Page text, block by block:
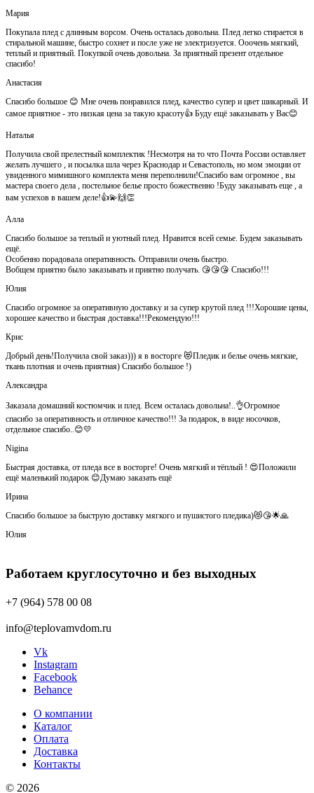
Мария
Покупала плед с длинным ворсом. Очень осталась довольна. Плед легко стирается в
стиральной машине, быстро сохнет и после уже не электризуется. Ооочень мягкий,
теплый и приятный. Покупкой очень довольна. За приятный презент отдельное
спасибо!
Анастасия
Спасибо большое 😊 Мне очень понравился плед, качество супер и цвет шикарный. И
самое приятное - это низкая цена за такую красоту👍 Буду ещё заказывать у Вас😊
Наталья
Получила свой прелестный комплектик !Несмотря на то что Почта России оставляет
желать лучшего , и посылка шла через Краснодар и Севастополь, но мом эмоции от
увиденного мимишного комплекта меня переполнили!Спасибо вам огромное , вы
мастера своего дела , постельное белье просто божественно !Буду заказывать еще , а
вам успехов в вашем деле!👍💫🙌👏
Алла
Спасибо большое за теплый и уютный плед. Нравится всей семье. Будем заказывать
ещё.
Особенно порадовала оперативность. Отправили очень быстро.
Вобщем приятно было заказывать и приятно получать. 😘😘😘 Спасибо!!!
Юлия
Спасибо огромное за оперативную доставку и за супер крутой плед !!!Хорошие цены,
хорошее качество и быстрая доставка!!!Рекомендую!!!
Крис
Добрый день!Получила свой заказ))) я в восторге 😻Пледик и белье очень мягкие,
ткань плотная и очень приятная) Спасибо большое !)
Александра
Заказала домашний костюмчик и плед. Всем осталась довольна!..👌Огромное
спасибо за оперативность и отличное качество!!! За подарок, в виде носочков,
отдельное спасибо..😊💛
Nigina
Быстрая доставка, от пледа все в восторге! Очень мягкий и тёплый ! 😍Положили
ещё маленький подарок 😊Думаю заказать ещё
Ирина
Спасибо большое за быструю доставку мягкого и пушистого пледика)😻😘🌟🙏
Юлия
Работаем круглосуточно и без выходных
+7 (964) 578 00 08
info@teplovamvdom.ru
Vk
Instagram
Facebook
Behance
О компании
Каталог
Оплата
Доставка
Контакты
© 2026